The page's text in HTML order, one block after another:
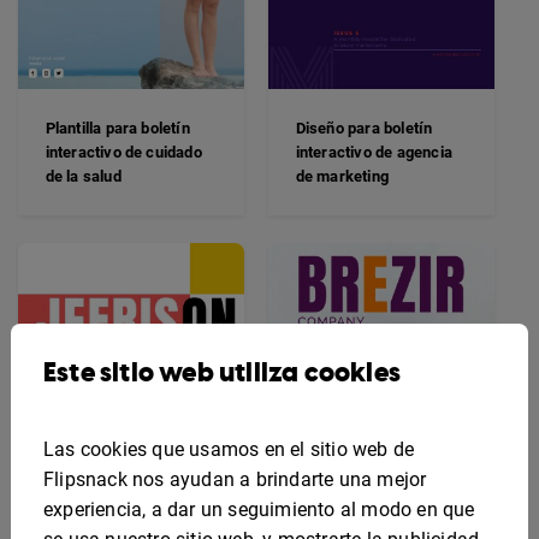
Plantilla para boletín
interactivo de cuidado
de la salud
Diseño para boletín
interactivo de agencia
de marketing
Este sitio web utiliza cookies
Las cookies que usamos en el sitio web de
Flipsnack nos ayudan a brindarte una mejor
experiencia, a dar un seguimiento al modo en que